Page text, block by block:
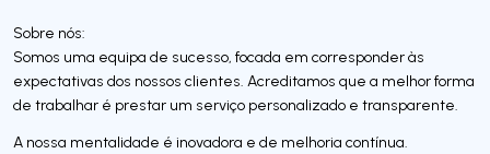
Sobre nós:
Somos uma equipa de sucesso, focada em corresponder às
expectativas dos nossos clientes. Acreditamos que a melhor forma
de trabalhar é prestar um serviço personalizado e transparente.
A nossa mentalidade é inovadora e de melhoria contínua.